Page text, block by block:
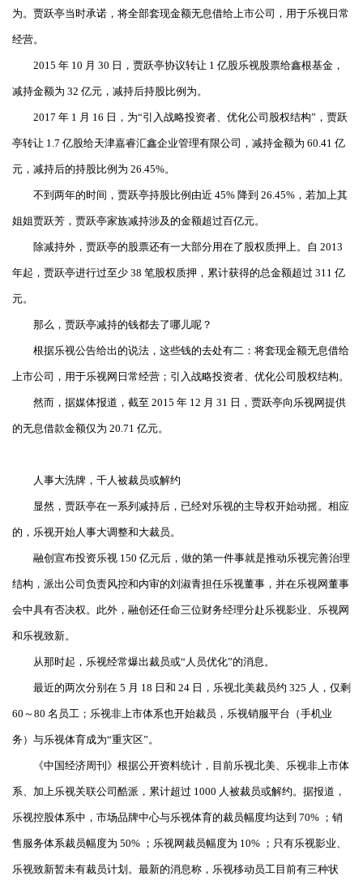
为。贾跃亭当时承诺，将全部套现金额无息借给上市公司，用于乐视日常
经营。
2015 年 10 月 30 日，贾跃亭协议转让 1 亿股乐视股票给鑫根基金，
减持金额为 32 亿元，减持后持股比例为。
2017 年 1 月 16 日，为“引入战略投资者、优化公司股权结构”，贾跃
亭转让 1.7 亿股给天津嘉睿汇鑫企业管理有限公司，减持金额为 60.41 亿
元，减持后的持股比例为 26.45%。
不到两年的时间，贾跃亭持股比例由近 45% 降到 26.45%，若加上其
姐姐贾跃芳，贾跃亭家族减持涉及的金额超过百亿元。
除减持外，贾跃亭的股票还有一大部分用在了股权质押上。自 2013
年起，贾跃亭进行过至少 38 笔股权质押，累计获得的总金额超过 311 亿
元。
那么，贾跃亭减持的钱都去了哪儿呢？
根据乐视公告给出的说法，这些钱的去处有二：将套现金额无息借给
上市公司，用于乐视网日常经营；引入战略投资者、优化公司股权结构。
然而，据媒体报道，截至 2015 年 12 月 31 日，贾跃亭向乐视网提供
的无息借款金额仅为 20.71 亿元。
人事大洗牌，千人被裁员或解约
显然，贾跃亭在一系列减持后，已经对乐视的主导权开始动摇。相应
的，乐视开始人事大调整和大裁员。
融创宣布投资乐视 150 亿元后，做的第一件事就是推动乐视完善治理
结构，派出公司负责风控和内审的刘淑青担任乐视董事，并在乐视网董事
会中具有否决权。此外，融创还任命三位财务经理分赴乐视影业、乐视网
和乐视致新。
从那时起，乐视经常爆出裁员或“人员优化”的消息。
最近的两次分别在 5 月 18 日和 24 日，乐视北美裁员约 325 人，仅剩
60～80 名员工；乐视非上市体系也开始裁员，乐视销服平台（手机业
务）与乐视体育成为“重灾区”。
《中国经济周刊》根据公开资料统计，目前乐视北美、乐视非上市体
系、加上乐视关联公司酷派，累计超过 1000 人被裁员或解约。据报道，
乐视控股体系中，市场品牌中心与乐视体育的裁员幅度均达到 70% ；销
售服务体系裁员幅度为 50% ；乐视网裁员幅度为 10% ；只有乐视影业、
乐视致新暂未有裁员计划。最新的消息称，乐视移动员工目前有三种状